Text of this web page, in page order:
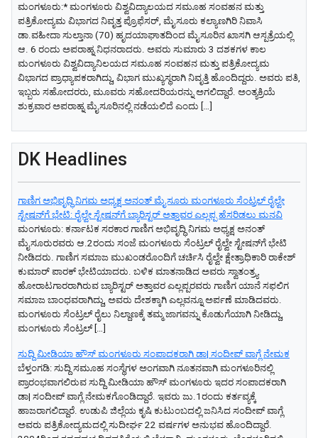
ಮಂಗಳೂರು:* ಮಂಗಳೂರು ವಿಶ್ವವಿದ್ಯಾಲಯದ ಸಮೂಹ ಸಂವಹನ ಮತ್ತು
ಪತ್ರಿಕೋದ್ಯಮ ವಿಭಾಗದ ನಿವೃತ್ತ ಪ್ರೊಫೆಸರ್‌, ಮೈಸೂರು ಕಲ್ಯಾಣಗಿರಿ ನಿವಾಸಿ
ಡಾ.ವಹೀದಾ ಸುಲ್ತಾನಾ (70) ಹೃದಯಾಘಾತದಿಂದ ಮೈಸೂರಿನ ಖಾಸಗಿ ಆಸ್ಪತ್ರೆಯಲ್ಲಿ
ಆ. 6 ರಂದು ಅಪರಾಹ್ನ ನಿಧನರಾದರು. ಅವರು ಸುಮಾರು 3 ದಶಕಗಳ ಕಾಲ
ಮಂಗಳೂರು ವಿಶ್ವವಿದ್ಯಾನಿಲಯದ ಸಮೂಹ ಸಂವಹನ ಮತ್ತು ಪತ್ರಿಕೋದ್ಯಮ
ವಿಭಾಗದ ಪ್ರಾಧ್ಯಾಪಕರಾಗಿದ್ದು, ವಿಭಾಗ ಮುಖ್ಯಸ್ಥರಾಗಿ ನಿವೃತ್ತಿ ಹೊಂದಿದ್ದರು. ಅವರು ಪತಿ,
ಇಬ್ಬರು ಸಹೋದರರು, ಮೂವರು ಸಹೋದರಿಯರನ್ನು ಅಗಲಿದ್ದಾರೆ. ಅಂತ್ಯಕ್ರಿಯೆ
ಶುಕ್ರವಾರ ಅಪರಾಹ್ನ ಮೈಸೂರಿನಲ್ಲಿ ನಡೆಯಲಿದೆ ಎಂದು […]
DK Headlines
ಗಾಣಿಗ ಅಭಿವೃದ್ಧಿ ನಿಗಮ ಅಧ್ಯಕ್ಷ‌ ಅನಂತ್‌ ಮೈಸೂರು ಮಂಗಳೂರು ಸೆಂಟ್ರಲ್‌ ರೈಲ್ವೇ
ಸ್ಟೇಷನ್‌ಗೆ ಭೇಟಿ: ರೈಲ್ವೇ ಸ್ಟೇಷನ್‌ಗೆ ಬ್ಯಾರಿಸ್ಟರ್‌ ಅತ್ತಾವರ ಎಲ್ಲಪ್ಪ ಹೆಸರಿಡಲು ಮನವಿ
ಮಂಗಳೂರು: ಕರ್ನಾಟಕ ಸರಕಾರ ಗಾಣಿಗ ಅಭಿವೃದ್ಧಿ ನಿಗಮ ಅಧ್ಯಕ್ಷ‌ ಅನಂತ್‌
ಮೈಸೂರುರವರು ಆ.2ರಂದು ಸಂಜೆ ಮಂಗಳೂರು ಸೆಂಟ್ರಲ್‌ ರೈಲ್ವೇ ಸ್ಟೇಷನ್‌ಗೆ ಭೇಟಿ
ನೀಡಿದರು. ಗಾಣಿಗ ಸಮಾಜ ಮುಖಂಡರೊಂದಿಗೆ ಚರ್ಚಿಸಿ ರೈಲ್ವೇ ಕ್ಷೇತ್ರಾಧಿಕಾರಿ ರಾಕೇಶ್‌
ಕುಮಾರ್‌ ಪಾರಕ್‌ ಭೇಟಿಯಾದರು. ಬಳಿಕ ಮಾತನಾಡಿದ ಅವರು ಸ್ವಾತಂತ್ರ್ಯ
ಹೋರಾಟಗಾರರಾಗಿರುವ ಬ್ಯಾರಿಸ್ಟರ್‌ ಅತ್ತಾವರ ಎಲ್ಲಪ್ಪರವರು ಗಾಣಿಗ ಯಾನೆ ಸಫಲಿಗ
ಸಮಾಜ ಬಾಂಧವರಾಗಿದ್ದು, ಅವರು ದೇಶಕ್ಕಾಗಿ ಎಲ್ಲವನ್ನೂ ಅರ್ಪಣೆ ಮಾಡಿದವರು.
ಮಂಗಳೂರು ಸೆಂಟ್ರಲ್‌ ರೈಲು ನಿಲ್ದಾಣಕ್ಕೆ ತಮ್ಮ ಜಾಗವನ್ನು ಕೊಡುಗೆಯಾಗಿ ನೀಡಿದ್ದು,
ಮಂಗಳೂರು ಸೆಂಟ್ರಲ್‌ […]
ಸುದ್ದಿ ಮೀಡಿಯಾ ಹೌಸ್ ಮಂಗಳೂರು ಸಂಪಾದಕರಾಗಿ ಡಾ| ಸಂದೀಪ್ ವಾಗ್ಲೆ ನೇಮಕ
ಬೆಳ್ತಂಗಡಿ: ಸುದ್ದಿ ಸಮೂಹ ಸಂಸ್ಥೆಗಳ ಅಂಗವಾಗಿ ನೂತನವಾಗಿ ಮಂಗಳೂರಿನಲ್ಲಿ
ಪ್ರಾರಂಭವಾಗಲಿರುವ ಸುದ್ದಿ ಮೀಡಿಯಾ ಹೌಸ್ ಮಂಗಳೂರು ಇದರ ಸಂಪಾದಕರಾಗಿ
ಡಾ| ಸಂದೀಪ್ ವಾಗ್ಲೆ ನೇಮಕಗೊಂಡಿದ್ದಾರೆ. ಇವರು ಜು.1ರಂದು ಕರ್ತವ್ಯಕ್ಕೆ
ಹಾಜರಾಗಲಿದ್ದಾರೆ. ಉಡುಪಿ ಜಿಲ್ಲೆಯ ಕೃಷಿ ಕುಟುಂಬದಲ್ಲಿ ಜನಿಸಿದ ಸಂದೀಪ್ ವಾಗ್ಲೆ
ಅವರು ಪತ್ರಿಕೋದ್ಯಮದಲ್ಲಿ ಸುದೀರ್ಘ 22 ವರ್ಷಗಳ ಅನುಭವ ಹೊಂದಿದ್ದಾರೆ.